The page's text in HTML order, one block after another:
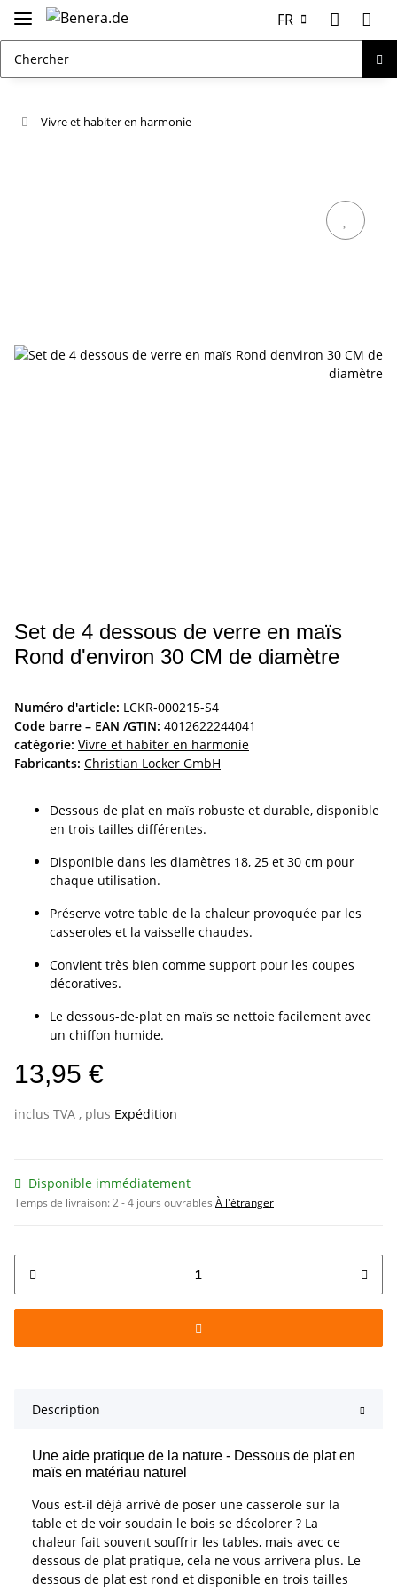
FR
Vivre et habiter en harmonie
Set de 4 dessous de verre en maïs
Rond d'environ 30 CM de diamètre
Numéro d'article: LCKR-000215-S4
Code barre – EAN /GTIN: 4012622244041
catégorie: Vivre et habiter en harmonie
Fabricants: Christian Locker GmbH
Dessous de plat en maïs robuste et durable, disponible
en trois tailles différentes.
Disponible dans les diamètres 18, 25 et 30 cm pour
chaque utilisation.
Préserve votre table de la chaleur provoquée par les
casseroles et la vaisselle chaudes.
Convient très bien comme support pour les coupes
décoratives.
Le dessous-de-plat en maïs se nettoie facilement avec
un chiffon humide.
13,95 €
inclus TVA , plus Expédition
Disponible immédiatement
Temps de livraison:2 - 4 jours ouvrables À l'étranger
Description
Une aide pratique de la nature - Dessous de plat en
maïs en matériau naturel
Vous est-il déjà arrivé de poser une casserole sur la
table et de voir soudain le bois se décolorer ? La
chaleur fait souvent souffrir les tables, mais avec ce
dessous de plat pratique, cela ne vous arrivera plus. Le
dessous de plat est rond et disponible en trois tailles